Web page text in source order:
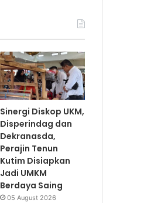
Sinergi Diskop UKM,
Disperindag dan
Dekranasda,
Perajin Tenun
Kutim Disiapkan
Jadi UMKM
Berdaya Saing
05 August 2026